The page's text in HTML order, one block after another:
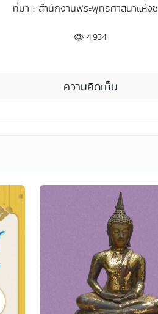
ที่มา : สำนักงานพระพุทธศาสนาแห่ง
4,934
ความคิดเห็น